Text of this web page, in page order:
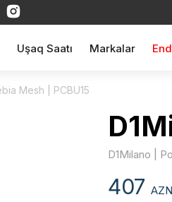
Uşaq Saatı Markalar
Mesh | PCBU15
D1Milano |
407 AZN